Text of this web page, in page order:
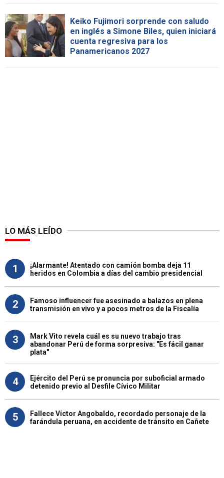
Keiko Fujimori sorprende con saludo
en inglés a Simone Biles, quien iniciará
cuenta regresiva para los
Panamericanos 2027
LO MÁS LEÍDO
1
¡Alarmante! Atentado con camión bomba deja 11
heridos en Colombia a días del cambio presidencial
2
Famoso influencer fue asesinado a balazos en plena
transmisión en vivo y a pocos metros de la Fiscalía
3
Mark Vito revela cuál es su nuevo trabajo tras
abandonar Perú de forma sorpresiva: "Es fácil ganar
plata"
4
Ejército del Perú se pronuncia por suboficial armado
detenido previo al Desfile Cívico Militar
5
Fallece Víctor Angobaldo, recordado personaje de la
farándula peruana, en accidente de tránsito en Cañete